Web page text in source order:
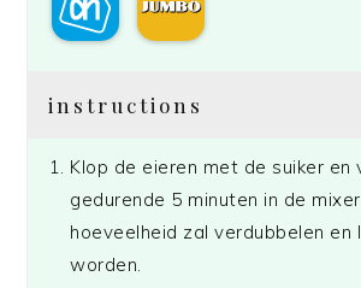
instructions
Klop de eieren met de suiker en
gedurende 5 minuten in de
hoeveelheid zal verdubbelen en
worden.